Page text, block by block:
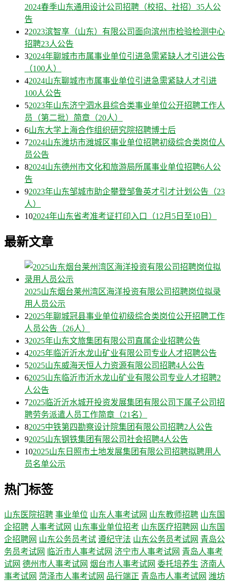
2024春季山东通用设计公司招聘（校招、社招）35人公
告
22023滨智享（山东）有限公司面向滨州市检验检测中心
招聘23人公告
32024年聊城市市属事业单位引进急需紧缺人才引进公告
（100人）
42024山东聊城市市属事业单位引进急需紧缺人才引进
100人公告
52023年山东济宁泗水县综合类事业单位公开招聘工作人
员（第二批）简章（20人）
6山东大学上海合作组织研究院招聘博士后
72024山东潍坊市潍城区事业单位招聘初级综合类岗位人
员公告
82024山东德州市文化和旅游局所属事业单位招聘6人公
告
92023年山东邹城市助企攀登邹鲁英才引才计划公告（23
人）
102024年山东省考准考证打印入口（12月5日至10日）
最新文章
2025山东烟台莱州湾区海洋投资有限公司招聘岗位拟录
用人员公示
22025年聊城冠县事业单位初级综合类岗位公开招聘工作
人员公告（26人）
32025年山东文旅集团有限公司直属企业招聘公告
42025年临沂沂水龙山矿业有限公司专业人才招聘公告
52025山东威海天恒人力资源有限公司招聘4人公告
62025山东临沂市沂水龙山矿业有限公司专业人才招聘2
人公告
72025临沂沂水城开投资发展集团有限公司下属子公司招
聘劳务派遣人员工作简章（21名）
82025中铁第四勘察设计院集团有限公司招聘2人公告
92025山东钢铁集团有限公司社会招聘4人公告
102025山东日照市土地发展集团有限公司招聘拟聘用人
员名单公示
热门标签
山东医院招聘 事业单位 山东人事考试网 山东教师招聘 山东国
企招聘 人事考试网 山东事业单位招考 山东医疗招聘网 山东国
企招聘网 山东公务员考试 遵纪守法 山东公务员考试网 青岛公
务员考试网
临沂市人事考试网 济宁市人事考试网 青岛人事考
试网 德州市人事考试网 烟台市人事考试网 委托培养生 济南人
事考试网 菏泽市人事考试网 品行端正 青岛市人事考试网 潍坊